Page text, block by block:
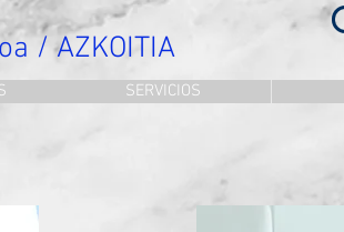
/ AZKOITIA
SERVICIOS